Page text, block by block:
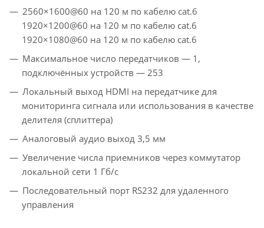
2560×1600@60 на 120 м по кабелю cat.6
1920×1200@60 на 120 м по кабелю cat.6
1920×1080@60 на 120 м по кабелю cat.6
Максимальное число передатчиков — 1,
подключённых устройств — 253
Локальный выход HDMI на передатчике для
мониторинга сигнала или использования в качестве
делителя (сплиттера)
Аналоговый аудио выход 3,5 мм
Увеличение числа приемников через коммутатор
локальной сети 1 Гб/с
Последовательный порт RS232 для удаленного
управления